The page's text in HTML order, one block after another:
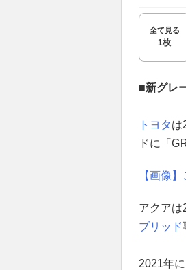
全て見る
1枚
■新グレ
トヨタ は
ドに「
【画像
アクアは
ブリッド
2021年